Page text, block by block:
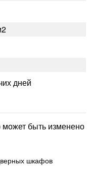
дней
быть изменено